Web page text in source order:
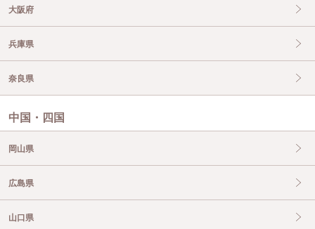
大阪府
兵庫県
奈良県
中国・四国
岡山県
広島県
山口県